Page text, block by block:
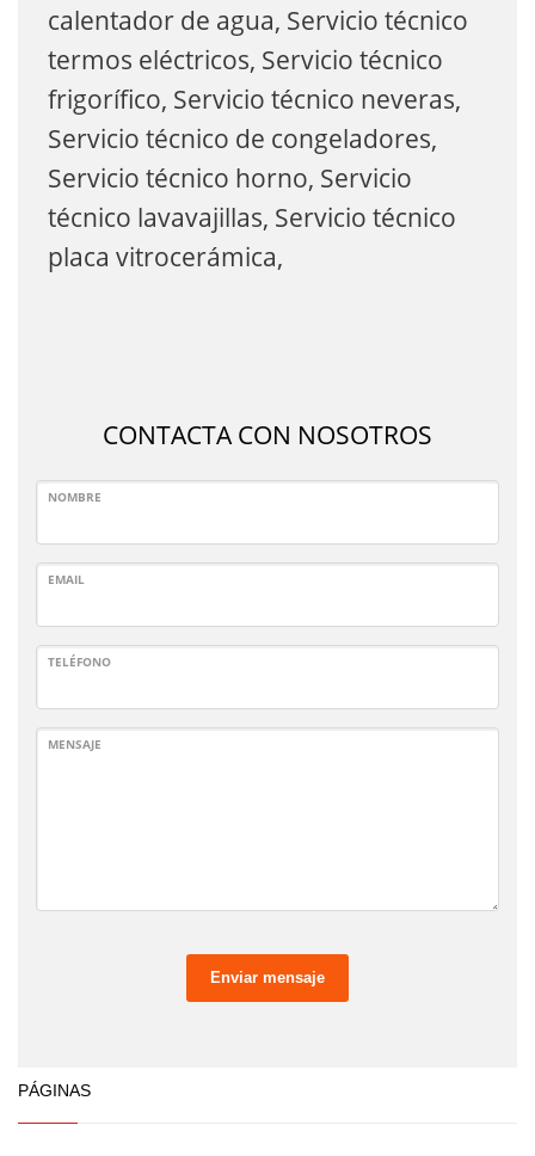
calentador de agua, Servicio técnico
termos eléctricos, Servicio técnico
frigorífico, Servicio técnico neveras,
Servicio técnico de congeladores,
Servicio técnico horno, Servicio
técnico lavavajillas, Servicio técnico
placa vitrocerámica,
CONTACTA CON NOSOTROS
NOMBRE
EMAIL
TELÉFONO
MENSAJE
Enviar mensaje
PÁGINAS